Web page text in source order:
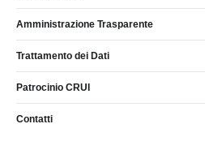
Amministrazione Trasparente
Trattamento dei Dati
Patrocinio CRUI
Contatti